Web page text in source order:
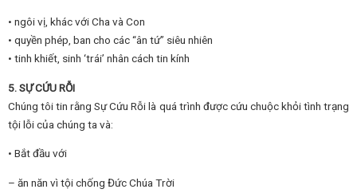
• ngôi vị, khác với Cha và Con
• quyền phép, ban cho các “ân tứ” siêu nhiên
• tinh khiết, sinh ‘trái’ nhân cách tin kính
5. SỰ CỨU RỖI
Chúng tôi tin rằng Sự Cứu Rỗi là quá trình được cứu chuộc khỏi tình trạng
tội lỗi của chúng ta và:
• Bắt đầu với
– ăn năn vì tội chống Đức Chúa Trời